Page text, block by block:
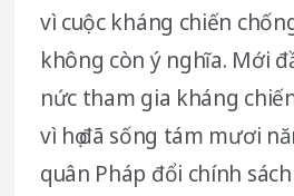
vì cuộc kháng chiến
không còn ý nghĩa. Mới
nức tham gia kháng
vì họ đã sống tám mươi
quân Pháp đổi chính